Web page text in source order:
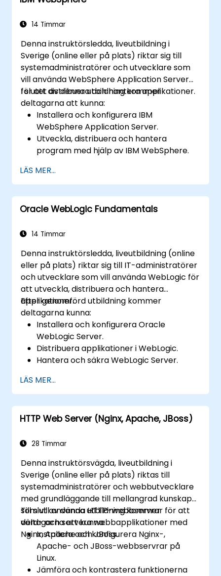
14 Timmar
Denna instruktörsledda, liveutbildning i
Sverige (online eller på plats) riktar sig till
systemadministratörer och utvecklare som
vill använda WebSphere Application Server
för att distribuera och hantera applikationer.
I slutet av denna utbildning kommer
deltagarna att kunna:
Installera och konfigurera IBM
WebSphere Application Server.
Utveckla, distribuera och hantera
program med hjälp av IBM WebSphere.
Felsöka problem med WebSphere
Application Server.
LÄS MER...
Oracle WebLogic Fundamentals
14 Timmar
Denna instruktörsledda, liveutbildning (online
eller på plats) riktar sig till IT-administratörer
och utvecklare som vill använda WebLogic för
att utveckla, distribuera och hantera
applikationer.
Efter genomförd utbildning kommer
deltagarna kunna:
Installera och konfigurera Oracle
WebLogic Server.
Distribuera applikationer i WebLogic.
Hantera och säkra WebLogic Server.
LÄS MER...
HTTP Web Server (Nginx, Apache, JBoss)
28 Timmar
Denna instruktörsvägda, liveutbildning i
Sverige (online eller på plats) riktas till
systemadministratörer och webbutvecklare
med grundläggande till mellangrad kunskap
som vill använda HTTP-webbservrar för att
värd- och servera webbapplikationer med
Nginx, Apache och JBoss.
Till slut av denna utbildning kommer
deltagarna att kunna:
Installera och konfigurera Nginx-,
Apache- och JBoss-webbservrar på
Linux.
Jämföra och kontrastera funktionerna